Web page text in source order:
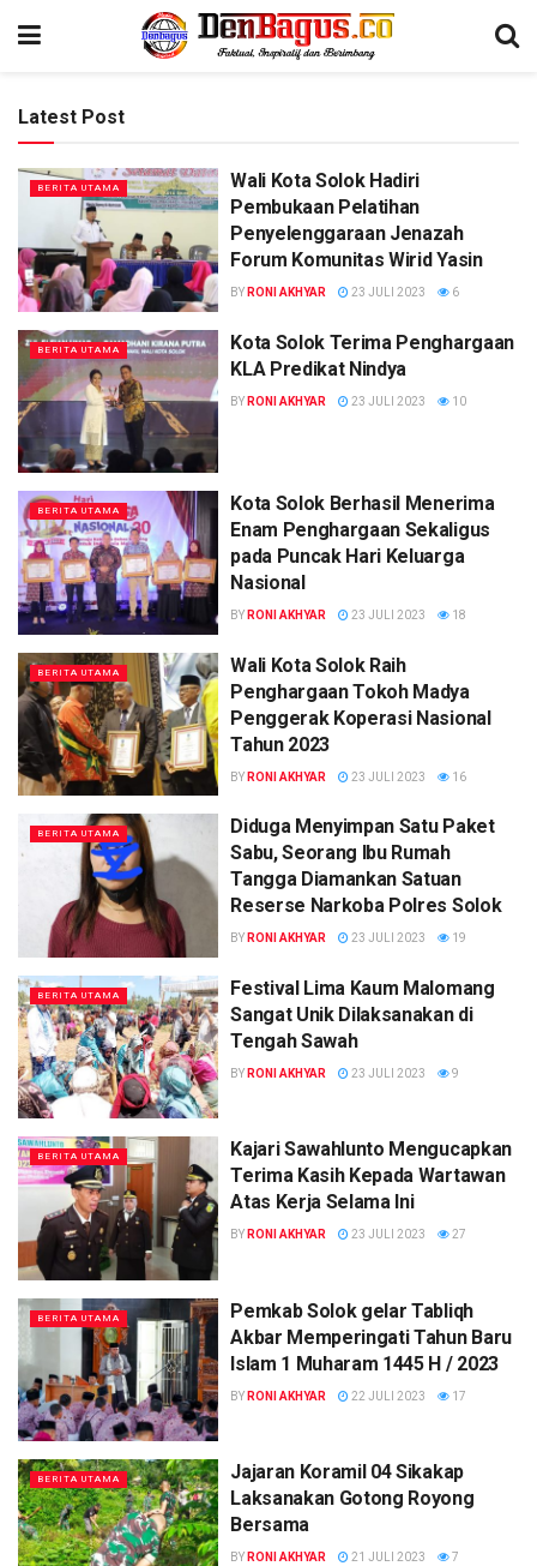
Latest Post
BERITA UTAMA
Wali Kota Solok Hadiri
Pembukaan Pelatihan
Penyelenggaraan Jenazah
Forum Komunitas Wirid Yasin
BY RONI AKHYAR 23 JULI 2023 6
BERITA UTAMA
Kota Solok Terima Penghargaan
KLA Predikat Nindya
BY RONI AKHYAR 23 JULI 2023 10
BERITA UTAMA
Kota Solok Berhasil Menerima
Enam Penghargaan Sekaligus
pada Puncak Hari Keluarga
Nasional
BY RONI AKHYAR 23 JULI 2023 18
BERITA UTAMA
Wali Kota Solok Raih
Penghargaan Tokoh Madya
Penggerak Koperasi Nasional
Tahun 2023
BY RONI AKHYAR 23 JULI 2023 16
BERITA UTAMA
Diduga Menyimpan Satu Paket
Sabu, Seorang Ibu Rumah
Tangga Diamankan Satuan
Reserse Narkoba Polres Solok
BY RONI AKHYAR 23 JULI 2023 19
BERITA UTAMA
Festival Lima Kaum Malomang
Sangat Unik Dilaksanakan di
Tengah Sawah
BY RONI AKHYAR 23 JULI 2023 9
BERITA UTAMA
Kajari Sawahlunto Mengucapkan
Terima Kasih Kepada Wartawan
Atas Kerja Selama Ini
BY RONI AKHYAR 23 JULI 2023 27
BERITA UTAMA
Pemkab Solok gelar Tabliqh
Akbar Memperingati Tahun Baru
Islam 1 Muharam 1445 H / 2023
BY RONI AKHYAR 22 JULI 2023 17
BERITA UTAMA
Jajaran Koramil 04 Sikakap
Laksanakan Gotong Royong
Bersama
BY RONI AKHYAR 21 JULI 2023 7